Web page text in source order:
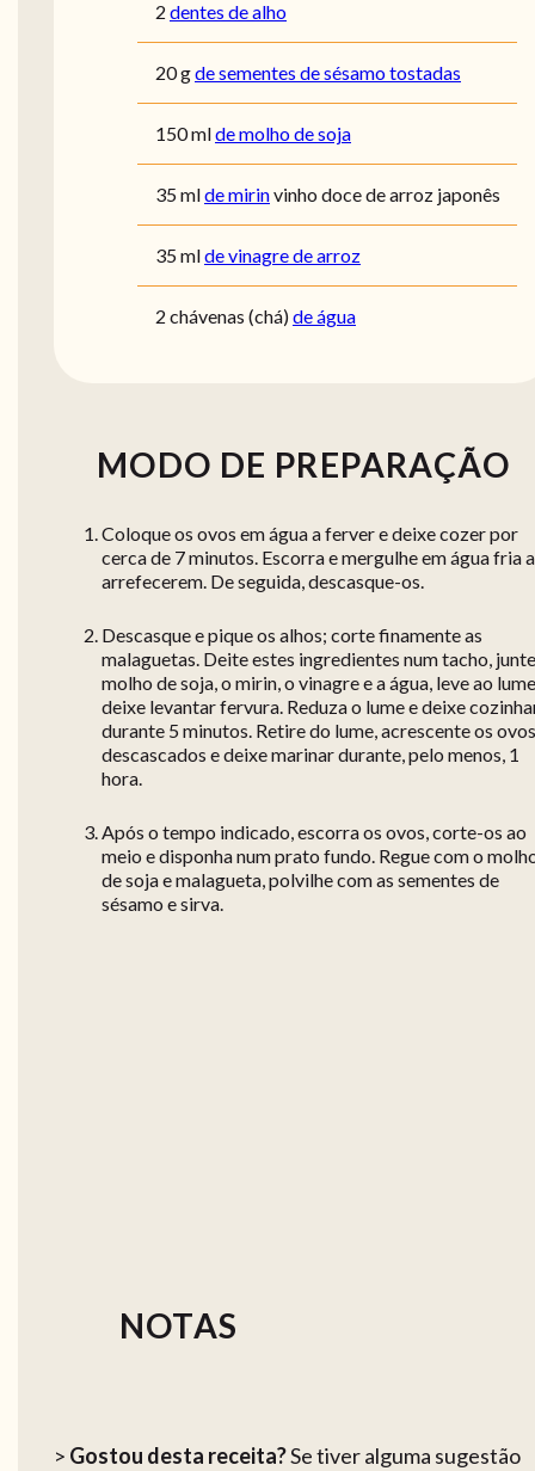
2 dentes de alho
20gde sementes de sésamo tostadas
150mlde molho de soja
35mlde mirinvinho doce de arroz japonês
35mlde vinagre de arroz
2 chávenas (chá)de água
MODO DE PREPARAÇÃO
Coloque os ovos em água a ferver e deixe cozer por
cerca de 7 minutos. Escorra e mergulhe em água fria
arrefecerem. De seguida, descasque-os.
Descasque e pique os alhos; corte finamente as
malaguetas. Deite estes ingredientes num tacho,
molho de soja, o mirin, o vinagre e a água, leve ao
deixe levantar fervura. Reduza o lume e deixe
durante 5 minutos. Retire do lume, acrescente os ovos
descascados e deixe marinar durante, pelo menos, 1
hora.
Após o tempo indicado, escorra os ovos, corte-os ao
meio e disponha num prato fundo. Regue com o
de soja e malagueta, polvilhe com as sementes de
sésamo e sirva.
NOTAS
> Gostou desta receita?Se tiver alguma sugestão